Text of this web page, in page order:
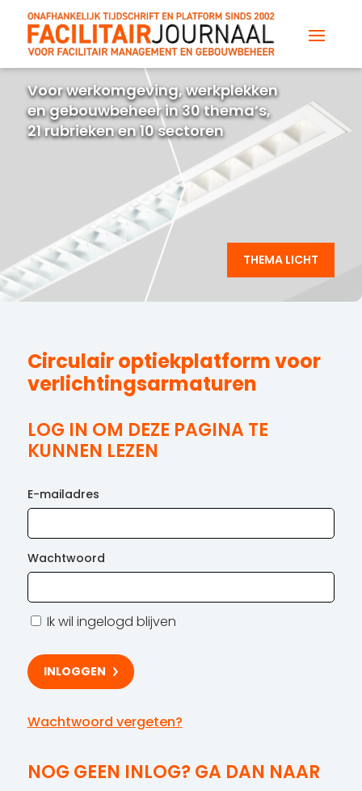
Voor werkomgeving, werkplekken
en gebouwbeheer in 30 thema’s,
21 rubrieken en 10 sectoren
THEMA LICHT
Circulair optiekplatform voor
verlichtingsarmaturen
LOG IN OM DEZE PAGINA TE
KUNNEN LEZEN
E-mailadres
Wachtwoord
Ik wil ingelogd blijven
Wachtwoord vergeten?
NOG GEEN INLOG? GA DAN NAAR